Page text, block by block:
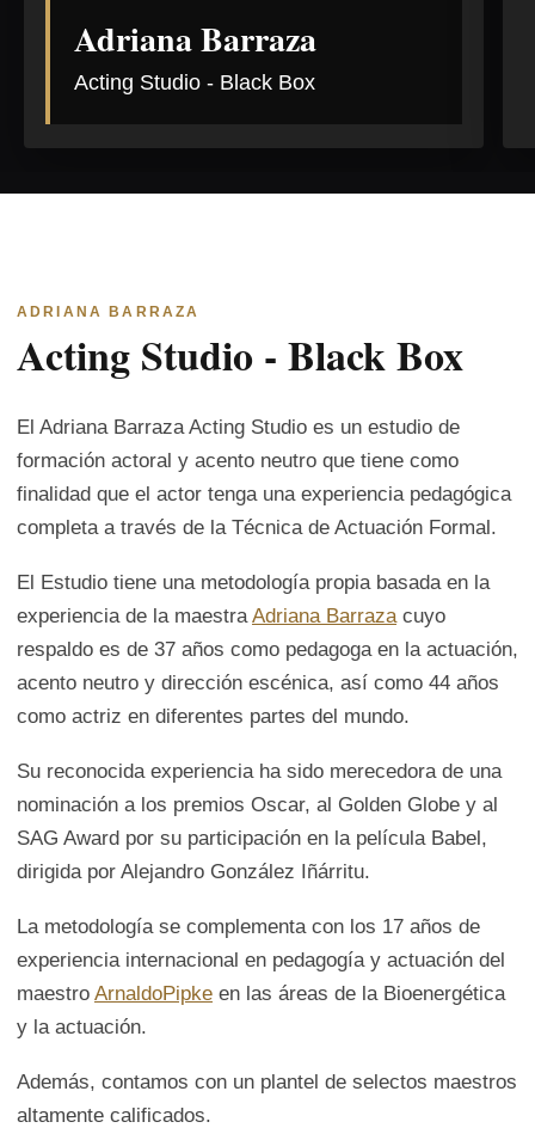
Adriana Barraza
Acting Studio - Black Box
ADRIANA BARRAZA
Acting Studio - Black Box
El Adriana Barraza Acting Studio es un estudio de
formación actoral y acento neutro que tiene como
finalidad que el actor tenga una experiencia pedagógica
completa a través de la Técnica de Actuación Formal.
El Estudio tiene una metodología propia basada en la
experiencia de la maestraAdriana Barrazacuyo
respaldo es de 37 años como pedagoga en la actuación,
acento neutro y dirección escénica, así como 44 años
como actriz en diferentes partes del mundo.
Su reconocida experiencia ha sido merecedora de una
nominación a los premios Oscar, al Golden Globe y al
SAG Award por su participación en la película Babel,
dirigida por Alejandro González Iñárritu.
La metodología se complementa con los 17 años de
experiencia internacional en pedagogía y actuación del
maestro ArnaldoPipke en las áreas de la Bioenergética
y la actuación.
Además, contamos con un plantel de selectos maestros
altamente calificados.